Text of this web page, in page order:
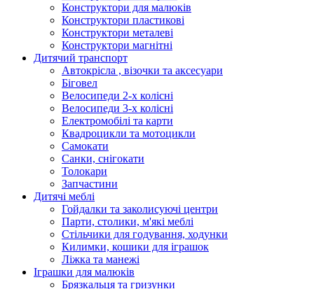
Конструктори для малюків
Конструктори пластикові
Конструктори металеві
Конструктори магнітні
Дитячий транспорт
Автокрісла , візочки та аксесуари
Біговел
Велосипеди 2-х колісні
Велосипеди 3-х колісні
Електромобілі та карти
Квадроцикли та мотоцикли
Самокати
Санки, снігокати
Толокари
Запчастини
Дитячі меблі
Гойдалки та заколисуючі центри
Парти, столики, м'які меблі
Стільчики для годування, ходунки
Килимки, кошики для іграшок
Ліжка та манежі
Іграшки для малюків
Брязкальця та гризунки